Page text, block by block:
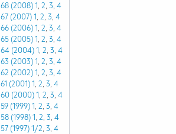
68 (2008)1, 2, 3, 4
67 (2007)1, 2, 3, 4
66 (2006)1, 2, 3, 4
65 (2005)1, 2, 3, 4
64 (2004)1, 2, 3, 4
63 (2003)1, 2, 3, 4
62 (2002)1, 2, 3, 4
61 (2001)1, 2, 3, 4
60 (2000)1, 2, 3, 4
59 (1999)1, 2, 3, 4
58 (1998)1, 2, 3, 4
57 (1997)1/2, 3, 4